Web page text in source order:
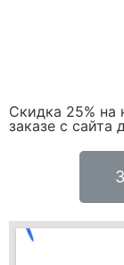
Скидка 25% на
заказе с сайта